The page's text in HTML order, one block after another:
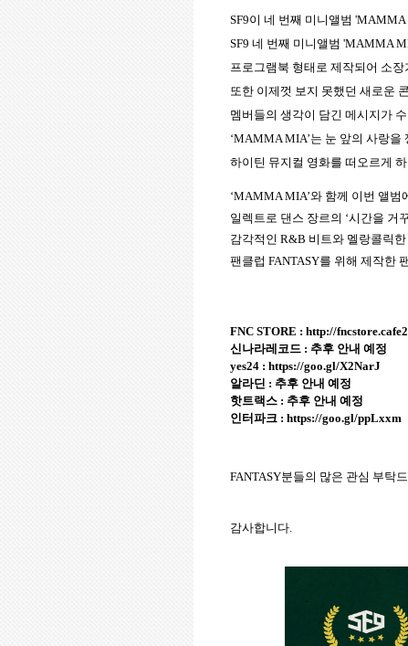
SF9이 네 번째 미니앨범 'MAMMA
SF9 네 번째 미니앨범 'MAMMA
프로그램북 형태로 제작되어 소
또한 이제껏 보지 못했던 새로운
멤버들의 생각이 담긴 메시지가
‘MAMMA MIA’는 눈 앞의 사랑
하이틴 뮤지컬 영화를 떠오르게
‘MAMMA MIA’와 함께 이번 앨범
일렉트로 댄스 장르의 ‘시간을 거
감각적인 R&B 비트와 멜랑콜릭
팬클럽 FANTASY를 위해 제작한
FNC STORE : http://
신나라레코드 : 추후 안내 예정
yes24 : https://goo.gl/X2NarJ
알라딘 : 추후 안내 예정
핫트랙스 : 추후 안내 예정
인터파크 : https://goo.gl/ppLxxm
FANTASY분들의 많은 관심 부탁
감사합니다.